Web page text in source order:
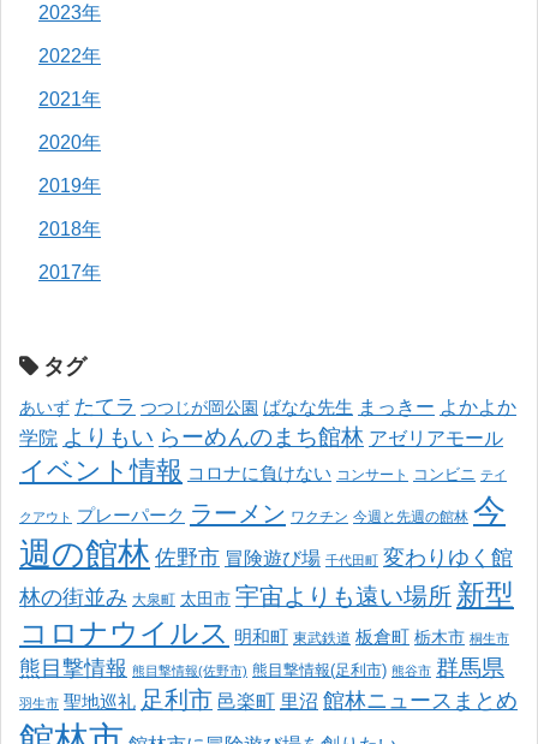
2023年
2022年
2021年
2020年
2019年
2018年
2017年
タグ
あいず たてラ つつじが岡公園 ばなな先生 まっきー よかよか
学院 よりもい らーめんのまち館林 アゼリアモール
イベント情報 コロナに負けない コンサート コンビニ テイ
クアウト プレーパーク ラーメン ワクチン 今週と先週の館林 今
週の館林 佐野市 冒険遊び場 千代田町 変わりゆく館
林の街並み 大泉町 太田市 宇宙よりも遠い場所 新型
コロナウイルス 明和町 東武鉄道 板倉町 栃木市 桐生市
熊目撃情報 熊目撃情報(佐野市) 熊目撃情報(足利市) 熊谷市 群馬県
羽生市 聖地巡礼 足利市 邑楽町 里沼 館林ニュースまとめ